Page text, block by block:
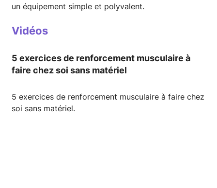
un équipement simple et polyvalent.
Vidéos
5 exercices de renforcement musculaire à
faire chez soi sans matériel
5 exercices de renforcement musculaire à faire chez
soi sans matériel.